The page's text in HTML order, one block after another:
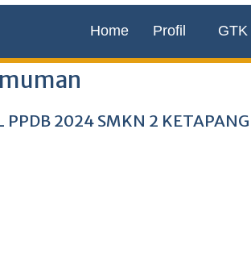
Home Profil GTK
PPDB 2024 SMKN 2 KETAPANG